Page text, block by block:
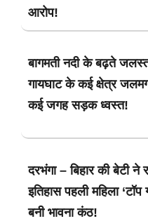
आरोप!
बागमती नदी के बढ़ते
गायघाट के कई क्षेत्र
कई जगह सड़क ध्वस्त!
दरभंगा – बिहार की बेटी ने
इतिहास पहली महिला ‘टॉप
बनी भावना कंठ!